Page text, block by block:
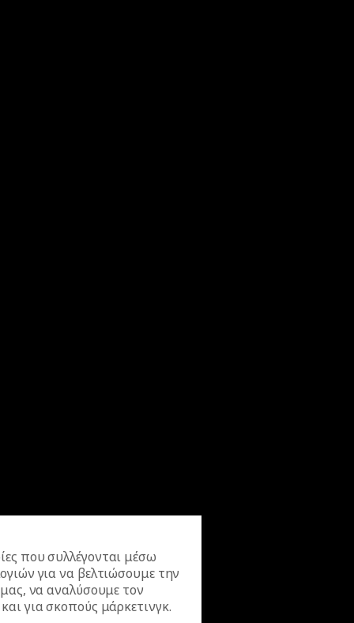
που συλλέγονται μέσω
για να βελτιώσουμε την
να αναλύσουμε τον
για σκοπούς μάρκετινγκ.